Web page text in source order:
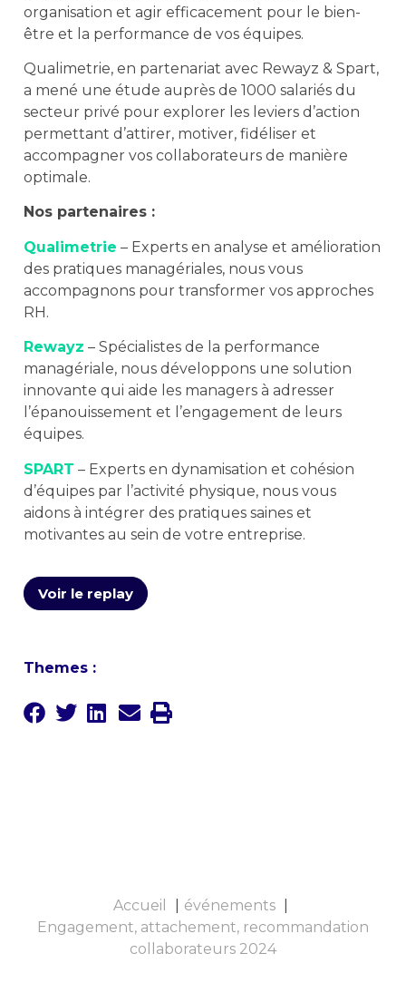
organisation et agir efficacement pour le bien-
être et la performance de vos équipes.
Qualimetrie, en partenariat avec Rewayz & Spart,
a mené une étude auprès de 1000 salariés du
secteur privé pour explorer les leviers d’action
permettant d’attirer, motiver, fidéliser et
accompagner vos collaborateurs de manière
optimale.
Nos partenaires :
Qualimetrie – Experts en analyse et amélioration
des pratiques managériales, nous vous
accompagnons pour transformer vos approches
RH.
Rewayz – Spécialistes de la performance
managériale, nous développons une solution
innovante qui aide les managers à adresser
l’épanouissement et l’engagement de leurs
équipes.
SPART – Experts en dynamisation et cohésion
d’équipes par l’activité physique, nous vous
aidons à intégrer des pratiques saines et
motivantes au sein de votre entreprise.
Voir le replay
Themes :
Accueil
événements
Engagement, attachement, recommandation
collaborateurs 2024